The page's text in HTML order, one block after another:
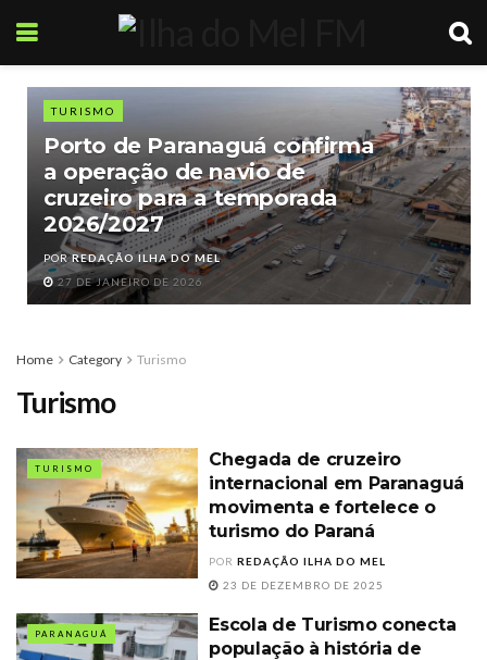
TURISMO
Porto de Paranaguá confirma
a operação de navio de
cruzeiro para a temporada
2026/2027
POR REDAÇÃO ILHA DO MEL
27 DE JANEIRO DE 2026
Home Category Turismo
Turismo
TURISMO
Chegada de cruzeiro
internacional em Paranaguá
movimenta e fortelece o
turismo do Paraná
POR REDAÇÃO ILHA DO MEL
23 DE DEZEMBRO DE 2025
PARANAGUÁ
Escola de Turismo conecta
população à história de